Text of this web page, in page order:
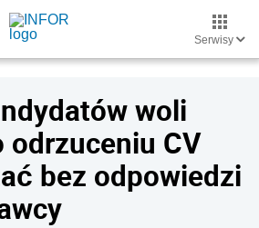
Serwisy
woli
odrzuceniu CV
bez odpowiedzi